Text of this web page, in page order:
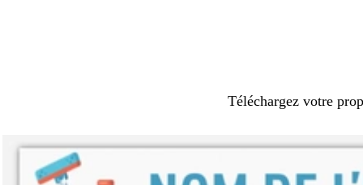
Téléchargez votre